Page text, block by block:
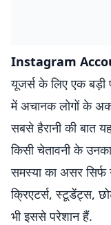
Instagram
यूजर्स के लिए एक बड़ी
में अचानक लोगों के
सबसे हैरानी की बात
किसी चेतावनी के
समस्या का असर सिर्फ
क्रिएटर्स, स्टूडेंट्स,
भी इससे परेशान हैं.